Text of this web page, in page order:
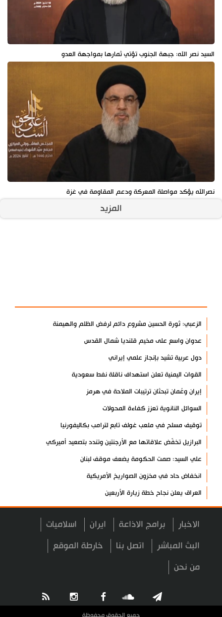
السيد نصر الله: جبهة الجنوب تؤتي ثمارها بمواجهة العدو
نصرالله يؤكد مواصلة المعركة ودعم المقاومة في غزة
المزيد
الزعبي: ثورة الحسين مشروع دائم لرفض الظلم والهيمنة
عدوان واسع على مخيم قلنديا شمال القدس
دول عربية تشيد بإنجاز علمي إيراني
القوات اليمنية تعلن استهداف ناقلة نفط سعودية
إيران وعُمان تبحثان ترتيبات الملاحة في هرمز
السوائل النانوية تعزز كفاءة المحولات
توقيف مسلح في ملعب غولف تابع لترامب بكاليفورنيا
البرازيل تخفّض علاقاتها مع الأرجنتين وتندد بتصعيد أميركي
علي السيد: صمت الحكومة يضعف موقف لبنان
انخفاض حاد في مخزون الصواريخ الأمريكية
العراق يعلن نجاح خطة زيارة الأربعين
رضائي: إيران جاهزة للدفاع عن سيادتها
رئيس بلدية طهران يلتقي مع متولي العتبة الحسينية ومحافظ كربلاء
تقرير مصور.. مراسم عزاء الأربعين بجوار مكان استشهاد الإمام
فريق طبي إيراني ينقذ حياة طفل عراقي بأعجوبة+ فيديو
الشيخ قاسم: المقاومة مستمرة ما دام الاحتلال موجودا
حمادة: إيران تشكل لاعبا رئيسا على خارطة العالم
الاخبار برامج الاذاعة ايران اسلاميات
البث المباشر اتصل بنا خارطة الموقع
من نحن
جميع الحقوق محفوظة